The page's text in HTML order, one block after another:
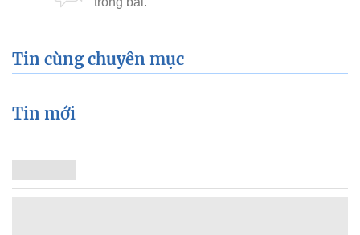
Tin cùng chuyên mục
Tin mới